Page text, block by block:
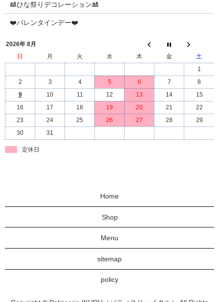
🎎ひな祭りデコレーション🎎
❤️バレンタインデー❤️
2026年 8月
日
月 火 水 木 金
土
1
2
3 4 5 6 7
8
9
10 11 12 13 14
15
16
17 18 19 20 21
22
23
24 25 26 27 28
29
30
31
定休日
Home
Shop
Menu
sitemap
policy